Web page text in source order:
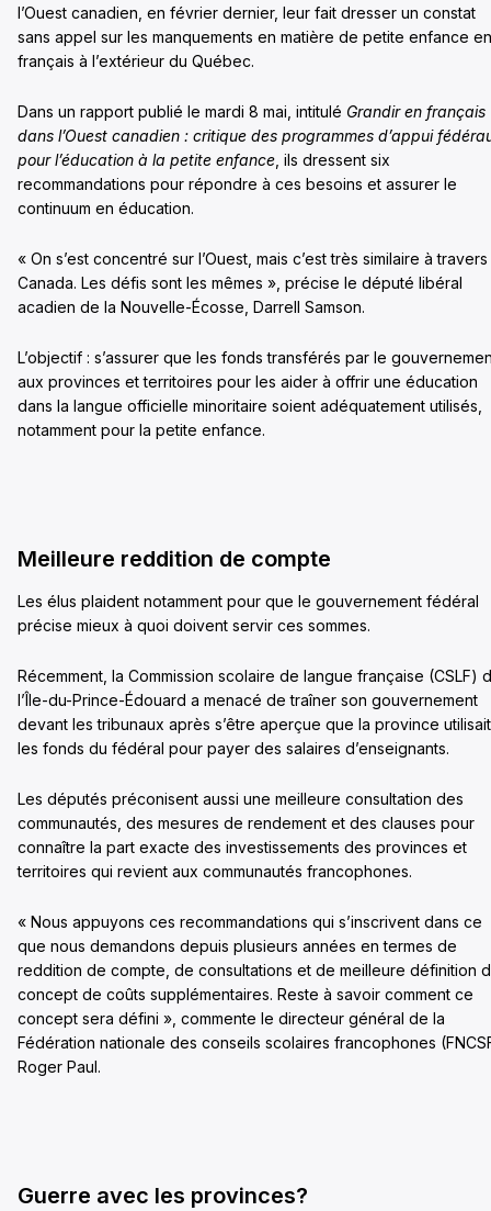
l’Ouest canadien, en février dernier, leur fait dresser un constat
sans appel sur les manquements en matière de petite enfance en
français à l’extérieur du Québec.
Dans un rapport publié le mardi 8 mai, intitulé Grandir en français
dans l’Ouest canadien : critique des programmes d’appui
pour l’éducation à la petite enfance , ils dressent six
recommandations pour répondre à ces besoins et assurer le
continuum en éducation.
« On s’est concentré sur l’Ouest, mais c’est très similaire à
Canada. Les défis sont les mêmes », précise le député libéral
acadien de la Nouvelle-Écosse, Darrell Samson.
L’objectif : s’assurer que les fonds transférés par le
aux provinces et territoires pour les aider à offrir une éducation
dans la langue officielle minoritaire soient adéquatement utilisés,
notamment pour la petite enfance.
Meilleure reddition de compte
Les élus plaident notamment pour que le gouvernement fédéral
précise mieux à quoi doivent servir ces sommes.
Récemment, la Commission scolaire de langue française (CSLF)
l’Île-du-Prince-Édouard a menacé de traîner son gouvernement
devant les tribunaux après s’être aperçue que la province utilisait
les fonds du fédéral pour payer des salaires d’enseignants.
Les députés préconisent aussi une meilleure consultation des
communautés, des mesures de rendement et des clauses pour
connaître la part exacte des investissements des provinces et
territoires qui revient aux communautés francophones.
« Nous appuyons ces recommandations qui s’inscrivent dans ce
que nous demandons depuis plusieurs années en termes de
reddition de compte, de consultations et de meilleure définition
concept de coûts supplémentaires. Reste à savoir comment ce
concept sera défini », commente le directeur général de la
Fédération nationale des conseils scolaires francophones
Roger Paul.
Guerre avec les provinces?